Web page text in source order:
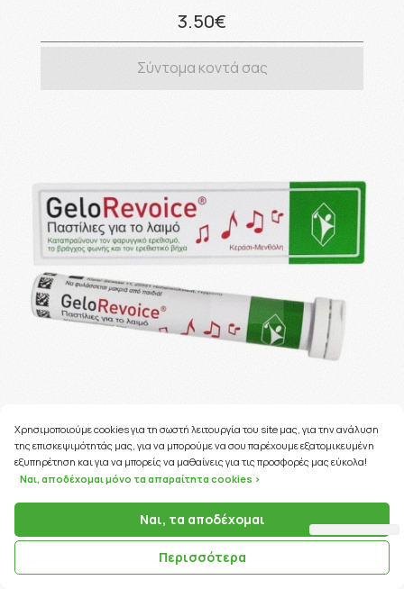
3.50€
Σύντομα κοντά σας
ΚΩΔΙΚΟΣ ΠΡΟΪΟΝΤΟΣ:91303
Χρησιμοποιούμε cookies για τη σωστή λειτουργία του site μας, για την ανάλυση
της επισκεψιμότητάς μας, για να μπορούμε να σου παρέχουμε εξατομικευμένη
εξυπηρέτηση και για να μπορείς να μαθαίνεις για τις προσφορές μας εύκολα!
Ναι, αποδέχομαι μόνο τα απαραίτητα cookies >
Ναι, τα αποδέχομαι
Περισσότερα